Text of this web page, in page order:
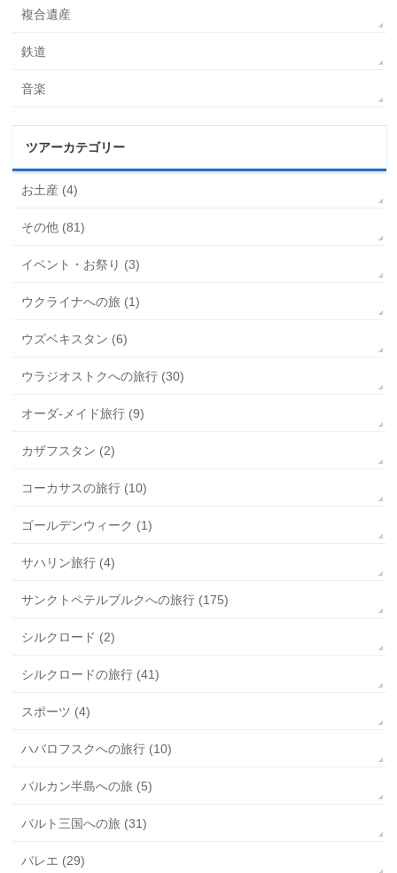
複合遺産
鉄道
音楽
ツアーカテゴリー
お土産 (4)
その他 (81)
イベント・お祭り (3)
ウクライナへの旅 (1)
ウズベキスタン (6)
ウラジオストクへの旅行 (30)
オーダ-メイド旅行 (9)
カザフスタン (2)
コーカサスの旅行 (10)
ゴールデンウィーク (1)
サハリン旅行 (4)
サンクトペテルブルクへの旅行 (175)
シルクロード (2)
シルクロードの旅行 (41)
スポーツ (4)
ハバロフスクへの旅行 (10)
バルカン半島への旅 (5)
バルト三国への旅 (31)
バレエ (29)